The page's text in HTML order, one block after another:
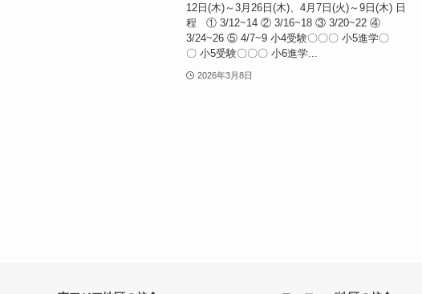
12日(木)～3月26日(木)、4月7日(火)～9日(木) 日
程 ① 3/12~14 ② 3/16~18 ③ 3/20~22 ④
3/24~26 ⑤ 4/7~9 小4受験〇〇〇 小5進学〇
〇 小5受験〇〇〇 小6進学...
2026年3月8日